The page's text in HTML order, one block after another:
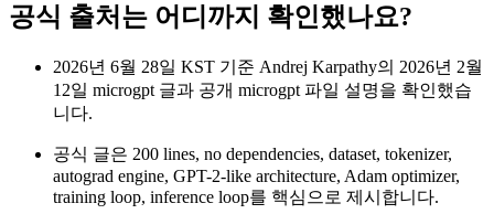
공식 출처는 어디까지 확인했나요?
2026년 6월 28일 KST 기준 Andrej Karpathy의 2026년 2월
12일 microgpt 글과 공개 microgpt 파일 설명을 확인했습
니다.
공식 글은 200 lines, no dependencies, dataset, tokenizer,
autograd engine, GPT-2-like architecture, Adam optimizer,
training loop, inference loop를 핵심으로 제시합니다.